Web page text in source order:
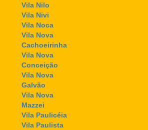
Vila Nilo
Vila Nivi
Vila Noca
Vila Nova
Cachoeirinha
Vila Nova
Conceição
Vila Nova
Galvão
Vila Nova
Mazzei
Vila Paulicéia
Vila Paulista